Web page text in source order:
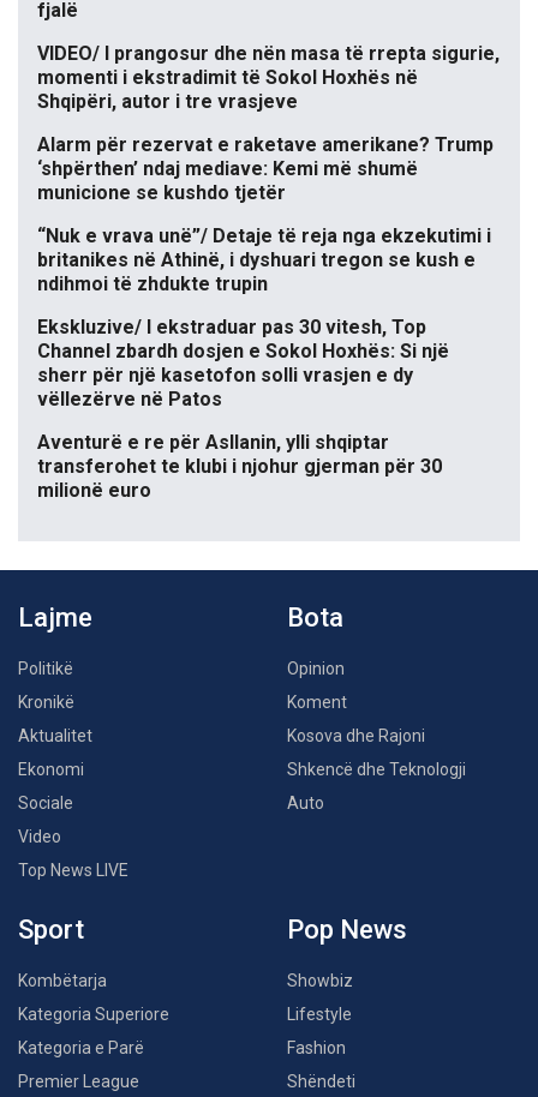
fjalë
VIDEO/ I prangosur dhe nën masa të rrepta sigurie,
momenti i ekstradimit të Sokol Hoxhës në
Shqipëri, autor i tre vrasjeve
Alarm për rezervat e raketave amerikane? Trump
‘shpërthen’ ndaj mediave: Kemi më shumë
municione se kushdo tjetër
“Nuk e vrava unë”/ Detaje të reja nga ekzekutimi i
britanikes në Athinë, i dyshuari tregon se kush e
ndihmoi të zhdukte trupin
Ekskluzive/ I ekstraduar pas 30 vitesh, Top
Channel zbardh dosjen e Sokol Hoxhës: Si një
sherr për një kasetofon solli vrasjen e dy
vëllezërve në Patos
Aventurë e re për Asllanin, ylli shqiptar
transferohet te klubi i njohur gjerman për 30
milionë euro
Lajme
Politikë
Kronikë
Aktualitet
Ekonomi
Sociale
Video
Top News LIVE
Bota
Opinion
Koment
Kosova dhe Rajoni
Shkencë dhe Teknologji
Auto
Sport
Kombëtarja
Kategoria Superiore
Kategoria e Parë
Premier League
Pop News
Showbiz
Lifestyle
Fashion
Shëndeti